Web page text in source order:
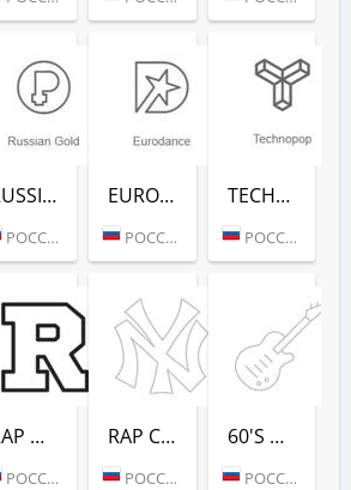
RUSSIAN GOLD (РАДИО РЕКОРД)
РОССИЯ (МОСКВА)
EURODANCE (РАДИО РЕКОРД)
РОССИЯ (МОСКВА)
TECHNOPOP (РАДИО РЕКОРД)
РОССИЯ (МОСКВА)
RAP HITS (РАДИО РЕКОРД)
РОССИЯ (МОСКВА)
RAP CLASSICS (РАДИО РЕКОРД)
РОССИЯ (МОСКВА)
60'S DANCE (РАДИО РЕКОРД)
РОССИЯ (МОСКВА)